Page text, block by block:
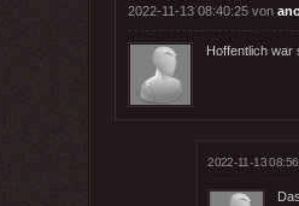
2022-11-13 08:40:25 von
Hoffentlich war
2022-11-13